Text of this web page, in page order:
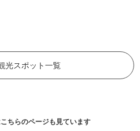
光スポット一覧
ちらのページも見ています